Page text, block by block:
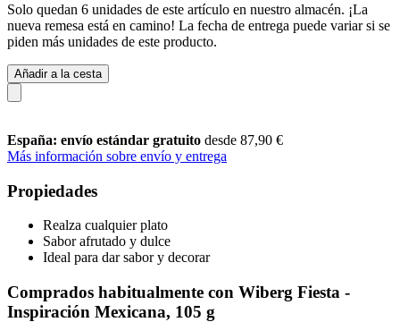
Solo quedan 6 unidades de este artículo en nuestro almacén. ¡La
nueva remesa está en camino! La fecha de entrega puede variar si se
piden más unidades de este producto.
Añadir a la cesta
España: envío estándar gratuito desde 87,90 €
Más información sobre envío y entrega
Propiedades
Realza cualquier plato
Sabor afrutado y dulce
Ideal para dar sabor y decorar
Comprados habitualmente con Wiberg Fiesta -
Inspiración Mexicana, 105 g